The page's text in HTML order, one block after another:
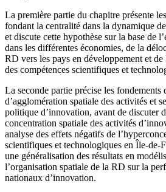
La première partie du chapitre présente
fondant la centralité dans la dynamique
et discute cette hypothèse sur la base de
dans les différentes économies, de la
RD vers les pays en développement et de
des compétences scientifiques et
La seconde partie précise les fondements
d’agglomération spatiale des activités et
politique d’innovation, avant de discuter
concentration spatiale des activités
analyse des effets négatifs de
scientifiques et technologiques en Île-de-
une généralisation des résultats en
l’organisation spatiale de la RD sur la
nationaux d’innovation.